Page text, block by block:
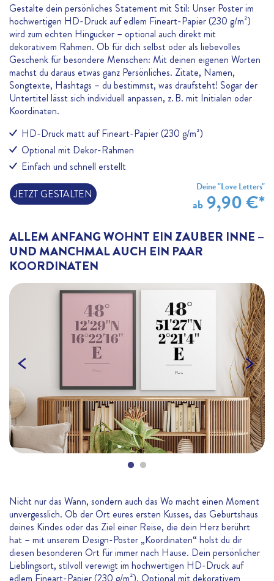
ALLEM ANFANG WOHNT EIN ZAUBER INNE –
UND MANCHMAL AUCH EIN PAAR
KOORDINATEN
Nicht nur das Wann, sondern auch das Wo macht einen Moment
unvergesslich. Ob der Ort eures ersten Kusses, das Geburtshaus
deines Kindes oder das Ziel einer Reise, die dein Herz berührt
hat – mit unserem Design-Poster „Koordinaten“ holst du dir
diesen besonderen Ort für immer nach Hause. Dein persönlicher
Lieblingsort, stilvoll verewigt im hochwertigen HD-Druck auf
Gestalte dein persönliches Statement mit Stil: Unser Poster im
hochwertigen HD-Druck auf edlem Fineart-Papier (230 g/m²)
wird zum echten Hingucker – optional auch direkt mit
dekorativem Rahmen. Ob für dich selbst oder als liebevolles
Geschenk für besondere Menschen: Mit deinen eigenen Worten
machst du daraus etwas ganz Persönliches. Zitate, Namen,
Songtexte, Hashtags – du bestimmst, was draufsteht! Sogar der
Untertitel lässt sich individuell anpassen, z. B. mit Initialen oder
Koordinaten.
HD-Druck matt auf Fineart-Papier (230 g/m²)
Optional mit Dekor-Rahmen
Einfach und schnell erstellt
JETZT GESTALTEN
Deine "Love Letters"
ab 9,90 €*